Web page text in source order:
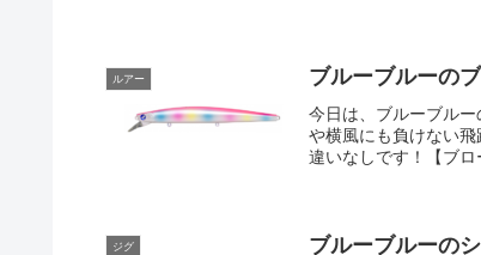
ルアー ブルーブルーの
今日は、ブルーブル
や横風にも負けない
違いなしです！【ブロ
ジグ ブルーブルーの